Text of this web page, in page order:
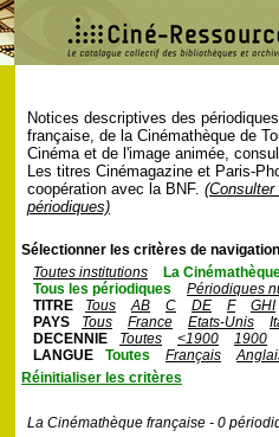
Notices descriptives des
française, de la Cinémathèque de
Cinéma et de l'image animée,
Les titres Cinémagazine et Paris-
coopération avec la BNF.
périodiques)
Sélectionner les critères de
Toutes institutions
La
Tous les périodiques
Périodiques
TITRE
Tous AB C DE F
GHI
PAYS
Tous France Etats-Unis
DECENNIE
Toutes <1900
1900
LANGUE
Toutes Français
Réinitialiser les critères
La Cinémathèque française - 0